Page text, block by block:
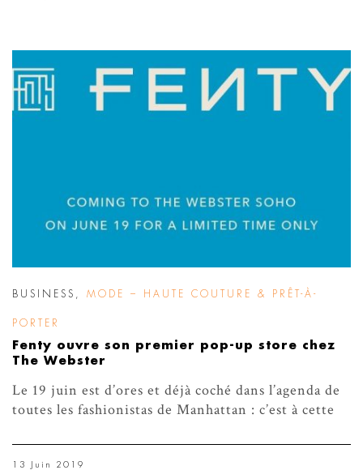
BUSINESS MODE – HAUTE COUTURE & PRÊT-À-
PORTER
Fenty ouvre son premier pop-up store chez
The Webster
Le 19 juin est d’ores et déjà coché dans l’agenda de
toutes les fashionistas de Manhattan : c’est à cette
13 Juin 2019